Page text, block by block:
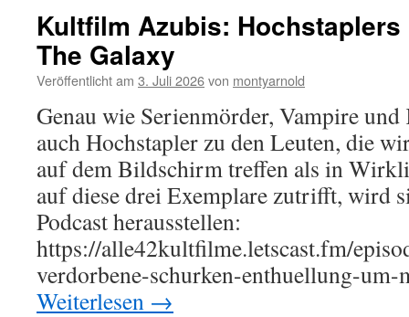
Kultfilm Azubis:
The Galaxy
Veröffentlicht am 3. Juli 2026von montyarnold
Genau wie Serienmörder, Vampire
auch Hochstapler zu den Leuten, die
auf dem Bildschirm treffen als in
auf diese drei Exemplare zutrifft, wird
Podcast herausstellen:
https://alle42kultfilme.letscast.fm/
verdorbene-schurken-enthuellung-
Weiterlesen →